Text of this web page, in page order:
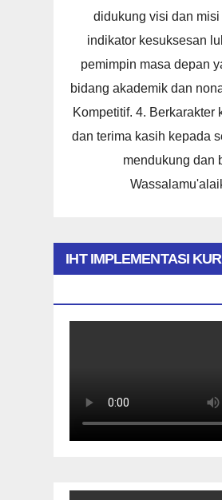
didukung visi dan
indikator kesuksesan
pemimpin masa depan
bidang akademik dan
Kompetitif. 4. Berkarakter
dan terima kasih kepada
mendukung dan
IHT IMPLEMENTASI